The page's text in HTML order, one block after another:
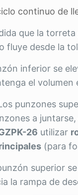
continuo de
que la
fluye desde la
inferior se
el volumen
punzones
a
26 utilizar
(para
superior
la rampa de